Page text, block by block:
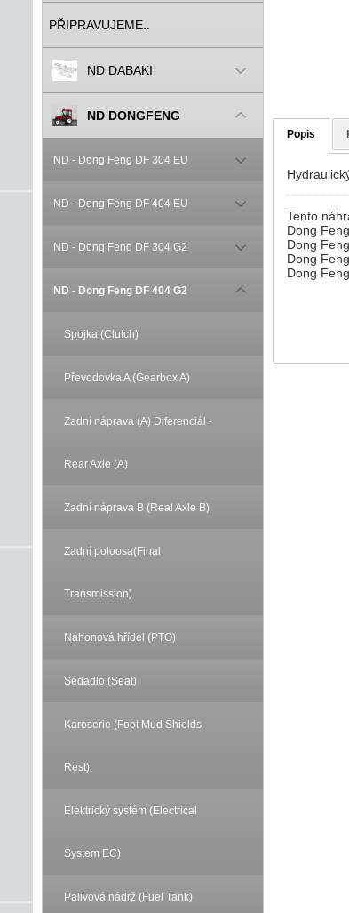
PŘIPRAVUJEME..
ND DABAKI
ND DONGFENG
ND - Dong Feng DF 304 EU
ND - Dong Feng DF 404 EU
ND - Dong Feng DF 304 G2
ND - Dong Feng DF 404 G2
Spojka (Clutch)
Převodovka A (Gearbox A)
Zadní náprava (A) Diferenciál -
Rear Axle (A)
Zadní náprava B (Real Axle B)
Zadní poloosa(Final
Transmission)
Náhonová hřídel (PTO)
Sedadlo (Seat)
Karoserie (Foot Mud Shields
Rest)
Elektrický systém (Electrical
System EC)
Palivová nádrž (Fuel Tank)
Popis
Tento
Dong
Dong
Dong
Dong